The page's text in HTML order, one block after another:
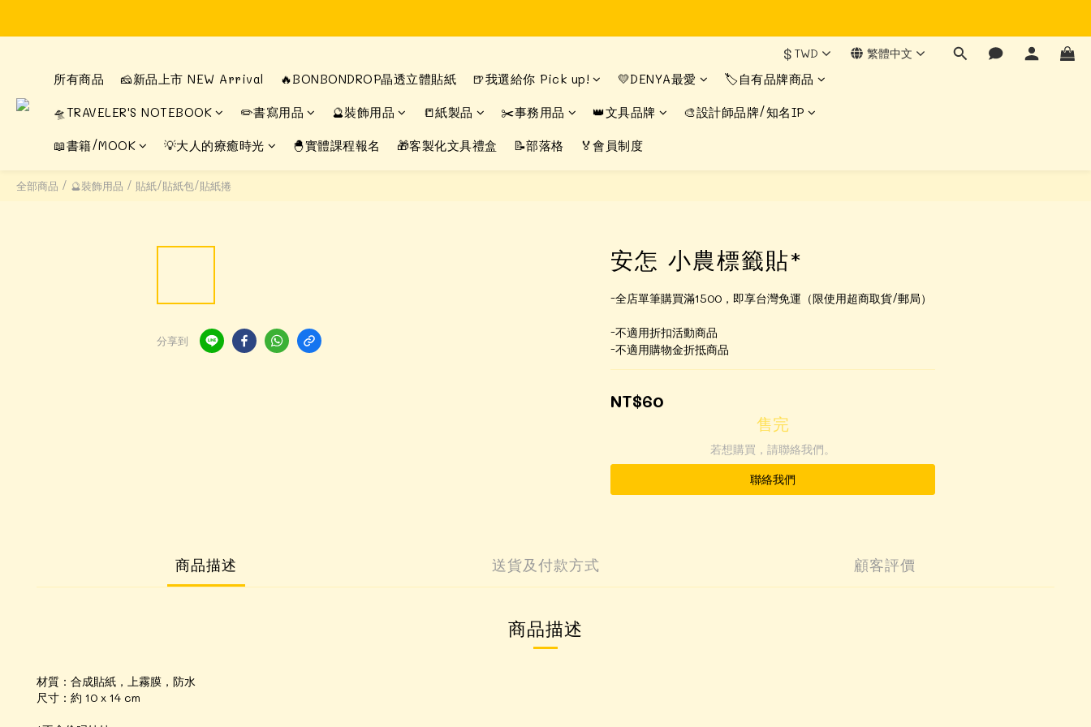
$ TWD 繁體中文
所有商品 🧀新品上市 NEW Arrival 🔥BONBONDROP晶透立體貼紙 🍺我選給你 Pick up! 💛DENYA最愛 🏷️自有品牌商品
🛸TRAVELER'S NOTEBOOK ✏️書寫用品 🔮裝飾用品 📒紙製品 ✂️事務用品 👑文具品牌 🎨設計師品牌/知名IP
📖書籍/MOOK 💡大人的療癒時光 🐣實體課程報名 🎁客製化文具禮盒 📝部落格 🏅會員制度
全部商品 / 🔮裝飾用品 / 貼紙/貼紙包/貼紙捲
分享到
安怎 小農標籤貼*
-全店單筆購買滿1500，即享台灣免運（限使用超商取貨/郵局）
-不適用折扣活動商品
-不適用購物金折抵商品
NT$60
售完
若想購買，請聯絡我們。
聯絡我們
商品描述 送貨及付款方式 顧客評價
商品描述
材質：合成貼紙，上霧膜，防水
尺寸：約 10 x 14 cm